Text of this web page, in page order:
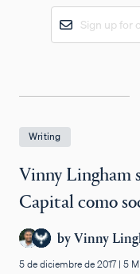
Writing
Vinny Lingham
Capital como
byVinny
5 de diciembre de 2017| 5